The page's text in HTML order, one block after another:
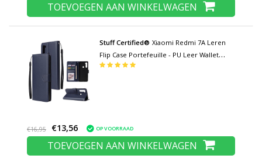
TOEVOEGEN AAN WINKELWAGEN
Stuff Certified® Xiaomi Redmi 7A Leren
Flip Case Portefeuille - PU Leer Wallet
Cover Cas Hoesje Blauw
€16,95 €13,56 OP VOORRAAD
TOEVOEGEN AAN WINKELWAGEN